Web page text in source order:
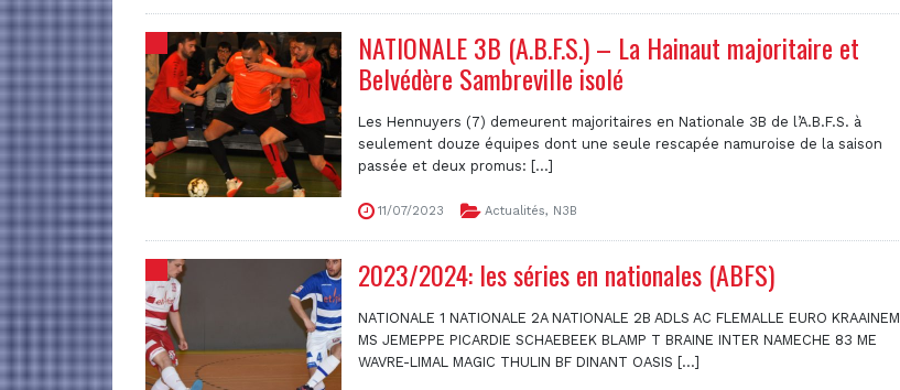
NATIONALE 3B (A.B.F.S.) – La Hainaut majoritaire et
Belvédère Sambreville isolé
Les Hennuyers (7) demeurent majoritaires en Nationale 3B de l’A.B.F.S. à
seulement douze équipes dont une seule rescapée namuroise de la saison
passée et deux promus: [...]
11/07/2023 Actualités, N3B
2023/2024: les séries en nationales (ABFS)
NATIONALE 1 NATIONALE 2A NATIONALE 2B ADLS AC FLEMALLE EURO KRAAINEM
MS JEMEPPE PICARDIE SCHAEBEEK BLAMP T BRAINE INTER NAMECHE 83 ME
WAVRE-LIMAL MAGIC THULIN BF DINANT OASIS [...]